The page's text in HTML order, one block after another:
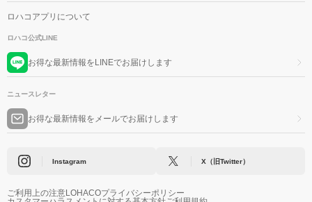
ロハコアプリについて
ロハコ公式LINE
お得な最新情報をLINEでお届けします
ニュースレター
お得な最新情報をメールでお届けします
Instagram X（旧Twitter）
ご利用上の注意LOHACOプライバシーポリシー